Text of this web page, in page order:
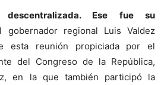
Ese fue su
regional Luis Valdez
esta reunión propiciada por el
del Congreso de la República,
en la que también participó la